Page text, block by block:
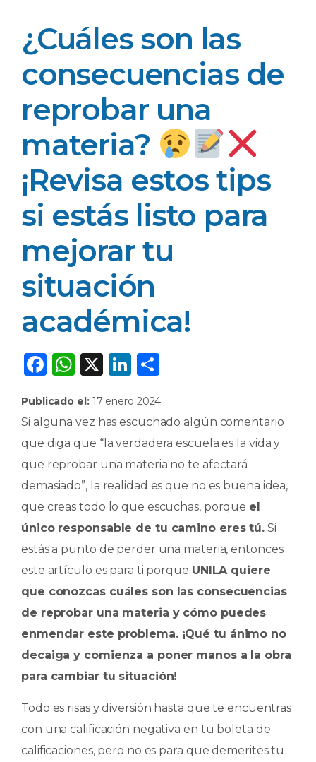
¿Cuáles son las
consecuencias de
reprobar una
materia?
¡Revisa estos tips
si estás listo para
mejorar tu
situación
académica!
F
c
e
b
o
o
k
W
a
ts
A
p
p
X
Li
k
e
dI
n
m
p
ar
ti
r
Publicado el: 17 enero 2024
Si alguna vez has escuchado algún comentario
que diga que “la verdadera escuela es la vida y
que reprobar una materia no te afectará
demasiado”, la realidad es que no es buena idea,
que creas todo lo que escuchas, porque el
único responsable de tu camino eres tú. Si
estás a punto de perder una materia, entonces
este artículo es para ti porque UNILA quiere
que conozcas cuáles son las consecuencias
de reprobar una materia y cómo puedes
enmendar este problema. ¡Qué tu ánimo no
decaiga y comienza a poner manos a la obra
para cambiar tu situación!
Todo es risas y diversión hasta que te encuentras
con una calificación negativa en tu boleta de
calificaciones, pero no es para que demerites tu